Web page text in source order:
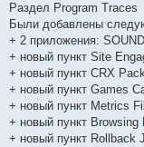
Раздел Program Traces
Были добавлены
+ 2 приложения:
+ новый пункт Site
+ новый пункт CRX
+ новый пункт Games
+ новый пункт Metrics
+ новый пункт Browsing
+ новый пункт Rollback